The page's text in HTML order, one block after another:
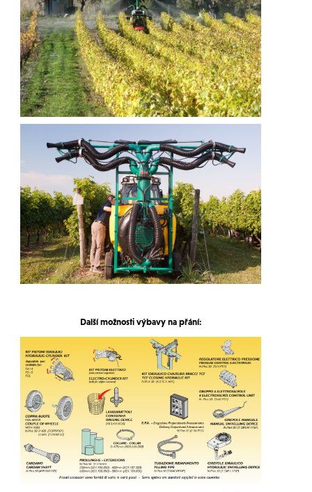
Další možnosti výbavy na přání: